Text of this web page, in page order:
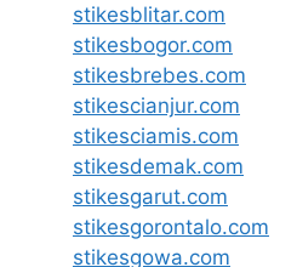
stikesblitar.com
stikesbogor.com
stikesbrebes.com
stikescianjur.com
stikesciamis.com
stikesdemak.com
stikesgarut.com
stikesgorontalo.com
stikesgowa.com